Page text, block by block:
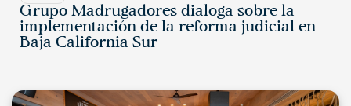
Grupo Madrugadores dialoga sobre la
implementación de la reforma judicial en
Baja California Sur